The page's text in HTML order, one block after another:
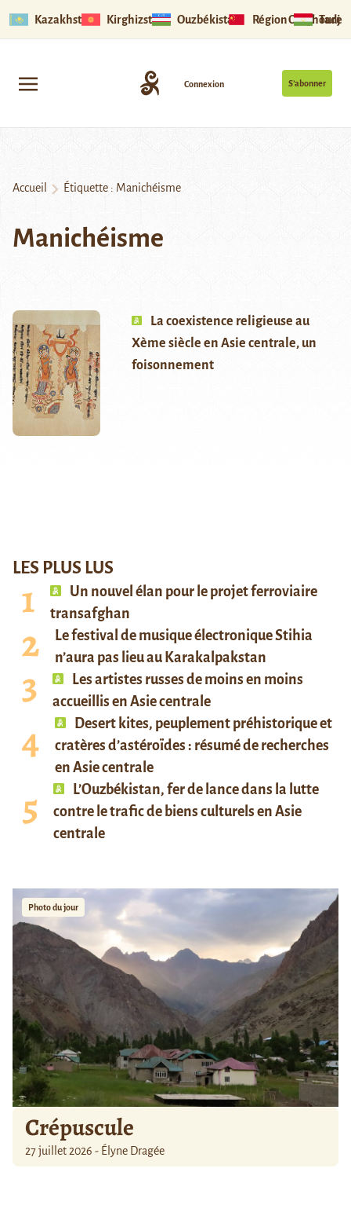
Kazakhstan Kirghizstan Ouzbékistan Région Ouïghoure
S’abonner
Connexion
Accueil Étiquette : Manichéisme
Manichéisme
La coexistence religieuse au
Xème siècle en Asie centrale, un
foisonnement
LES PLUS LUS
Un nouvel élan pour le projet ferroviaire
transafghan
Le festival de musique électronique Stihia
n’aura pas lieu au Karakalpakstan
Les artistes russes de moins en moins
accueillis en Asie centrale
Desert kites, peuplement préhistorique et
cratères d’astéroïdes : résumé de recherches
en Asie centrale
L’Ouzbékistan, fer de lance dans la lutte
contre le trafic de biens culturels en Asie
centrale
Photo du jour
Crépuscule
27 juillet 2026 - Élyne Dragée